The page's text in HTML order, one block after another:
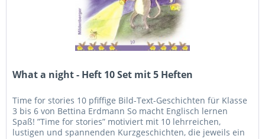
What a night - Heft 10 Set mit 5 Heften
Time for stories 10 pfiffige Bild-Text-Geschichten für Klasse
3 bis 6 von Bettina Erdmann So macht Englisch lernen
Spaß! ”Time for stories” motiviert mit 10 lehrreichen,
lustigen und spannenden Kurzgeschichten, die jeweils ein